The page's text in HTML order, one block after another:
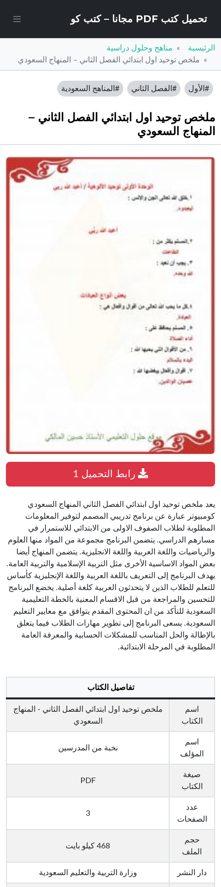
تحميل كتب PDF مجانا – كتب كو
الرئيسية
مناهج وحلول دراسية
ملخص توحيد اول ابتدائي الفصل الثاني – المنهاج السعودي
#الأول #الفصل الثاني #المناهج السعودية
ملخص توحيد اول ابتدائي الفصل الثاني –
المنهاج السعودي
يعد ملخص توحيد اول ابتدائي الفصل الثاني المنهاج السعودي
كومبيوتر عبارة عن برنامج تدريبي المصمم لتوفير المعلومات
المطلوبة لطلاب الصفوف الاولى من الابتدائي للاستمرار في
مسارهم الدراسي. يتضمن البرنامج مجموعة من المواد منها العلوم
والرياضيات واللغة العربية واللغة الانجليزية. يتضمن المنهاج أيضا
بعض المواد الاساسية الأخرى مثل التربية الإسلامية والتربية العامة.
يهدف البرنامج إلى التعريف باللغة العربية واللغة الإنجليزية كأساس
للتعلم للطلاب الذين لا يتحدثون العربية كلغة أصلية. يخضع البرنامج
للتحسين والمراجعة من قبل الاقسام المعنية بالخطة التعليمية
السعودية للتأكد من ان المحتوى المقدم يتوافق مع معايير التعليم
السعودية. يسعى البرنامج إلى تطوير مهارات الطلاب فيما يتعلق
بالإطالة والحل المناسب للمشكلات الحسابية والمعرفة العامة
المطلوبة في المرحلة الابتدائية.
تفاصيل الكتاب
اسم
الكتاب
ملخص توحيد اول ابتدائي الفصل الثاني - المنهاج
السعودي
اسم
المؤلف
نخبة من المدرسين
صيغة
الكتاب
PDF
عدد
الصفحات
3
حجم
الملف
468 كيلو بايت
دار النشر وزارة التربية والتعليم السعودية